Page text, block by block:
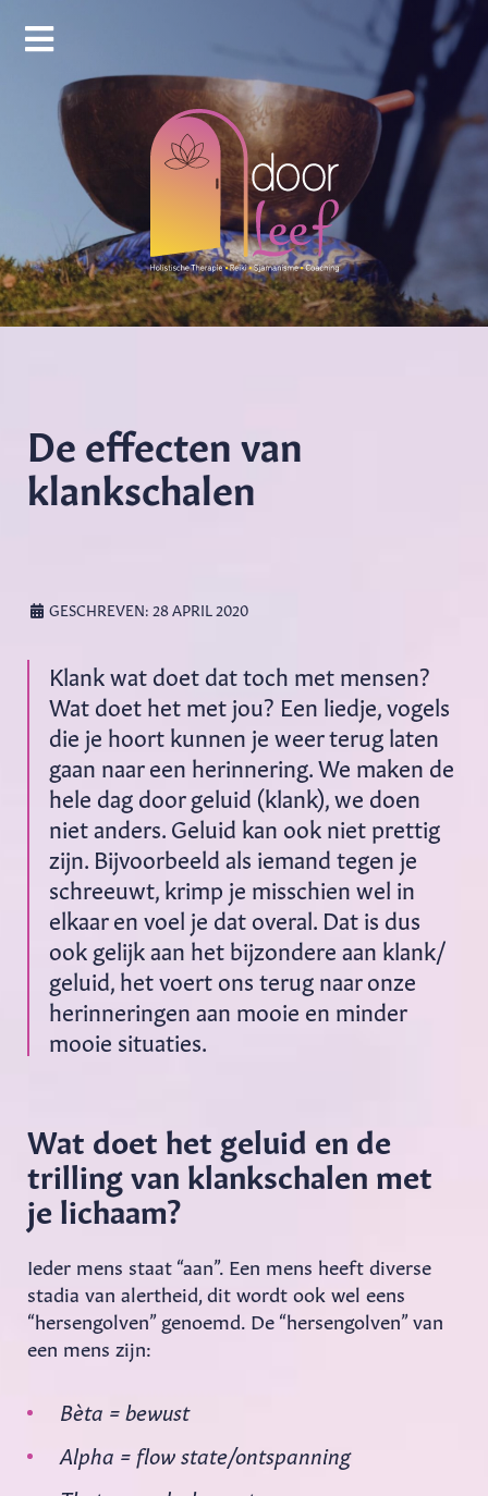
De effecten van
klankschalen
GESCHREVEN: 28 APRIL 2020
Klank wat doet dat toch met mensen?
Wat doet het met jou? Een liedje, vogels
die je hoort kunnen je weer terug laten
gaan naar een herinnering. We maken de
hele dag door geluid (klank), we doen
niet anders. Geluid kan ook niet prettig
zijn. Bijvoorbeeld als iemand tegen je
schreeuwt, krimp je misschien wel in
elkaar en voel je dat overal. Dat is dus
ook gelijk aan het bijzondere aan klank/
geluid, het voert ons terug naar onze
herinneringen aan mooie en minder
mooie situaties.
Wat doet het geluid en de
trilling van klankschalen met
je lichaam?
Ieder mens staat “aan”. Een mens heeft diverse
stadia van alertheid, dit wordt ook wel eens
“hersengolven” genoemd. De “hersengolven” van
een mens zijn:
Bèta = bewust
Alpha = flow state/ontspanning